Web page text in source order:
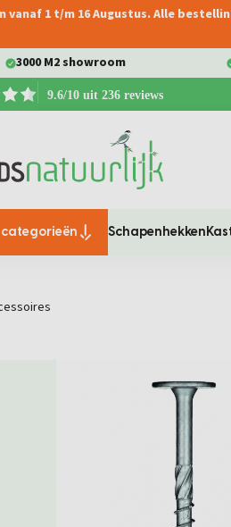
vanaf 1 t/m 16 Augustus. Alle
3000 M2 showroom
9.6/10 uit 236 reviews
Schapenhekken